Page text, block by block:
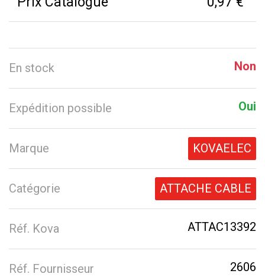
En stock Non
Expédition possible Oui
Marque KOVAELEC
Catégorie ATTACHE CABLE
Réf. Kova ATTAC13392
Réf. Fournisseur 2606